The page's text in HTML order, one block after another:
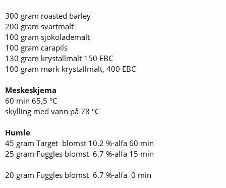
300 gram roasted barley
200 gram svartmalt
100 gram sjokolademalt
100 gram carapils
130 gram krystallmalt 150 EBC
100 gram mørk krystallmalt, 400 EBC
Meskeskjema
60 min 65,5 °C
skylling med vann på 78 °C
Humle
45 gram Target blomst 10.2 %-alfa 60 min
25 gram Fuggles blomst 6.7 %-alfa 15 min
20 gram Fuggles blomst 6.7 %-alfa 0 min